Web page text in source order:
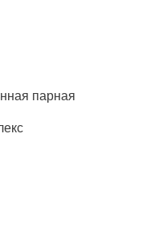
парная